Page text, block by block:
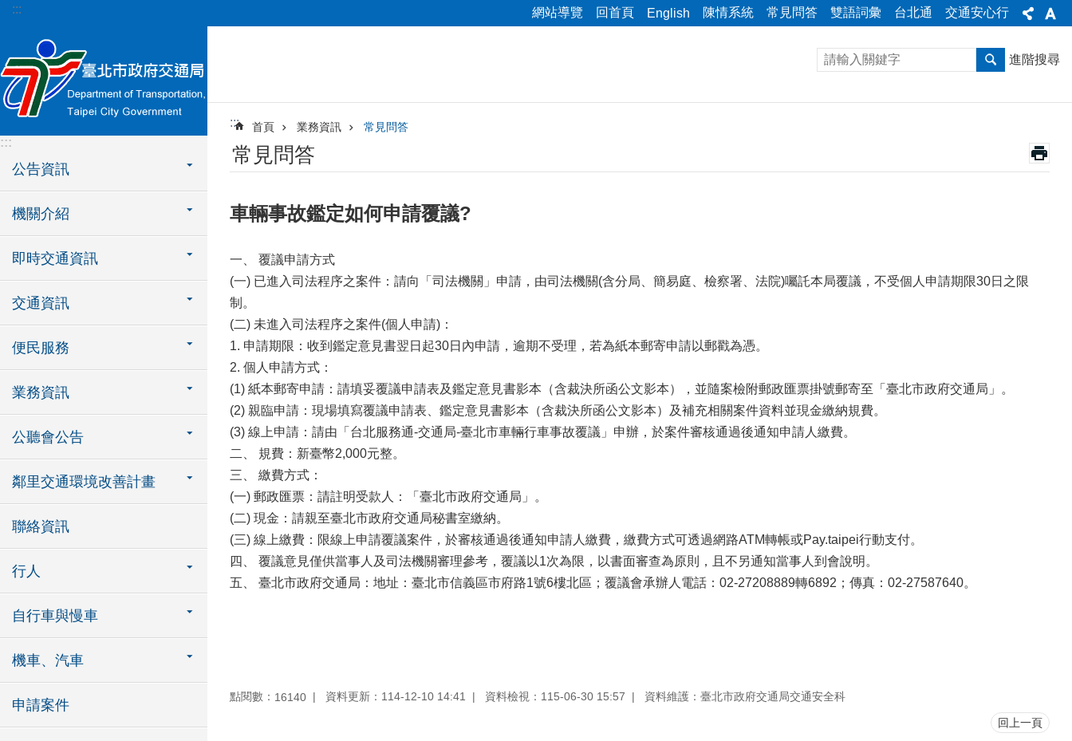
跳到主要內容區塊
::: 網站導覽 回首頁 English 陳情系統 常見問答 雙語詞彙 台北通 交通安心行
:::
公告資訊
機關介紹
即時交通資訊
交通資訊
便民服務
業務資訊
公聽會公告
鄰里交通環境改善計畫
聯絡資訊
行人
自行車與慢車
機車、汽車
申請案件
進階搜尋
::: 首頁 業務資訊 常見問答
常見問答
車輛事故鑑定如何申請覆議?
一、 覆議申請方式
(一) 已進入司法程序之案件：請向「司法機關」申請，由司法機關(含分局、簡易庭、檢察署、法院)囑託本局覆議，不受個人申請期限30日之限
制。
(二) 未進入司法程序之案件(個人申請)：
1. 申請期限：收到鑑定意見書翌日起30日內申請，逾期不受理，若為紙本郵寄申請以郵戳為憑。
2. 個人申請方式：
(1) 紙本郵寄申請：請填妥覆議申請表及鑑定意見書影本（含裁決所函公文影本），並隨案檢附郵政匯票掛號郵寄至「臺北市政府交通局」。
(2) 親臨申請：現場填寫覆議申請表、鑑定意見書影本（含裁決所函公文影本）及補充相關案件資料並現金繳納規費。
(3) 線上申請：請由「台北服務通-交通局-臺北市車輛行車事故覆議」申辦，於案件審核通過後通知申請人繳費。
二、 規費：新臺幣2,000元整。
三、 繳費方式：
(一) 郵政匯票：請註明受款人：「臺北市政府交通局」。
(二) 現金：請親至臺北市政府交通局秘書室繳納。
(三) 線上繳費：限線上申請覆議案件，於審核通過後通知申請人繳費，繳費方式可透過網路ATM轉帳或Pay.taipei行動支付。
四、 覆議意見僅供當事人及司法機關審理參考，覆議以1次為限，以書面審查為原則，且不另通知當事人到會說明。
五、 臺北市政府交通局：地址：臺北市信義區市府路1號6樓北區；覆議會承辦人電話：02-27208889轉6892；傳真：02-27587640。
點閱數： 16140 資料更新：114-12-10 14:41 資料檢視：115-06-30 15:57 資料維護：臺北市政府交通局交通安全科
回上一頁